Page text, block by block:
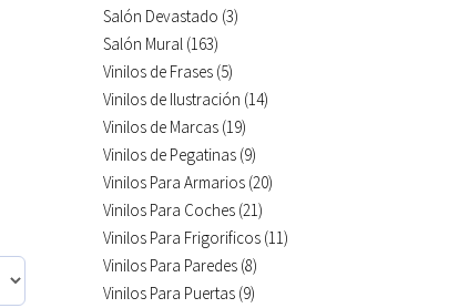
Salón Devastado (3)
Salón Mural (163)
Vinilos de Frases (5)
Vinilos de Ilustración (14)
Vinilos de Marcas (19)
Vinilos de Pegatinas (9)
Vinilos Para Armarios (20)
Vinilos Para Coches (21)
Vinilos Para Frigorificos (11)
Vinilos Para Paredes (8)
Vinilos Para Puertas (9)